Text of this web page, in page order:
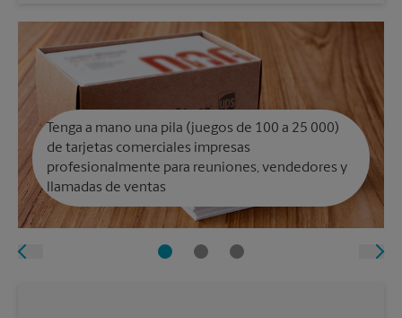
Tenga a mano una pila (juegos de 100 a 25 000)
de tarjetas comerciales impresas
profesionalmente para reuniones, vendedores y
llamadas de ventas